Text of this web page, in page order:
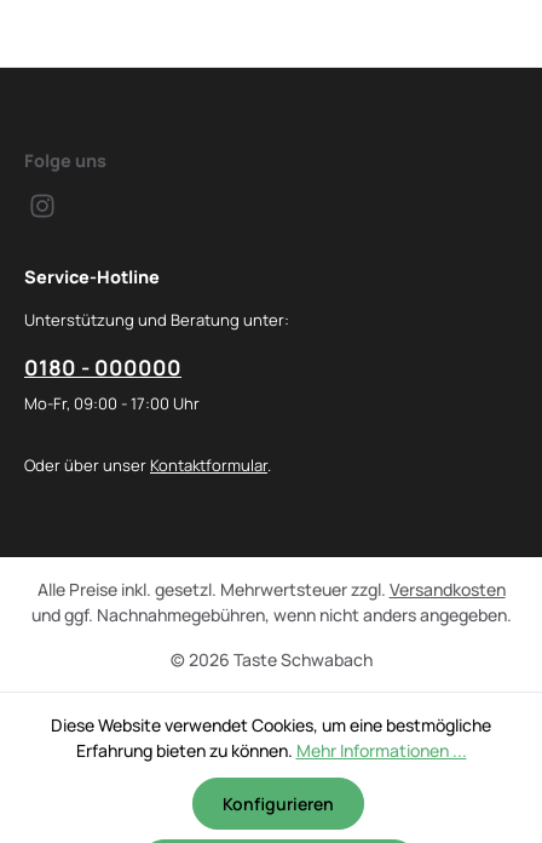
Folge uns
Service-Hotline
Unterstützung und Beratung unter:
0180 - 000000
Mo-Fr, 09:00 - 17:00 Uhr
Oder über unser Kontaktformular.
© 2026 Taste Schwabach
Alle Preise inkl. gesetzl. Mehrwertsteuer zzgl. Versandkosten
und ggf. Nachnahmegebühren, wenn nicht anders angegeben.
Diese Website verwendet Cookies, um eine bestmögliche
Erfahrung bieten zu können. Mehr Informationen ...
Konfigurieren